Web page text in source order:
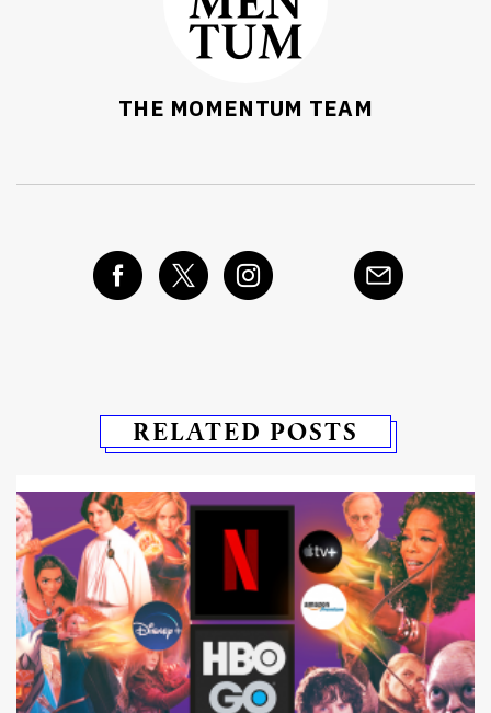
THE MOMENTUM TEAM
RELATED POSTS